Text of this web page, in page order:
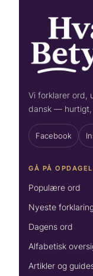
Vi forklarer ord,
dansk —
Facebook
GÅ PÅ
Populære ord
Nyeste
Dagens ord
Alfabetisk
Artikler og